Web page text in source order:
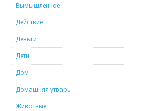
Вымышленное
Действие
Деньги
Дети
Дом
Домашняя утварь
Животные